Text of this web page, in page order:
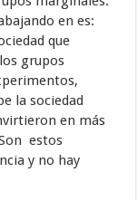
en es:
que
grupos
la sociedad
en más
estos
y no hay